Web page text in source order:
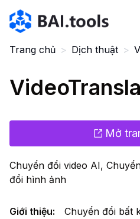
Bai.tools
Trang chủ > Dịch thuật >
Mở
Chuyển đổi video AI,
đổi hình ảnh
Giới thiệu:
Chuyển đổi bất